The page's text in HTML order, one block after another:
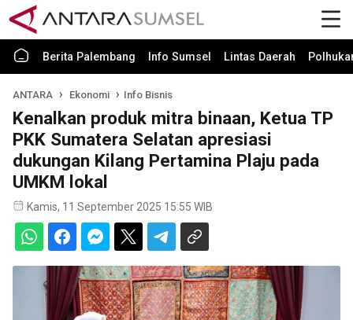
Berita Palembang Info Sumsel Lintas Daerah
ANTARA Ekonomi Info Bisnis
Kenalkan produk mitra binaan, Ketua TP
PKK Sumatera Selatan apresiasi
dukungan Kilang Pertamina Plaju pada
UMKM lokal
Kamis, 11 September 2025 15:55 WIB